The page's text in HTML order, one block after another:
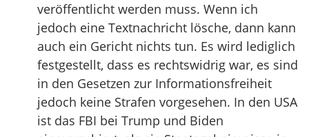
veröffentlicht werden muss. Wenn ich
jedoch eine Textnachricht lösche, dann kann
auch ein Gericht nichts tun. Es wird lediglich
festgestellt, dass es rechtswidrig war, es sind
in den Gesetzen zur Informationsfreiheit
jedoch keine Strafen vorgesehen. In den USA
ist das FBI bei Trump und Biden